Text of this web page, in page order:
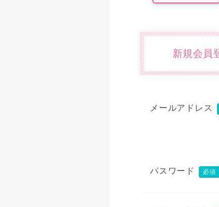
新規会員
メールアドレス
パスワード 必須